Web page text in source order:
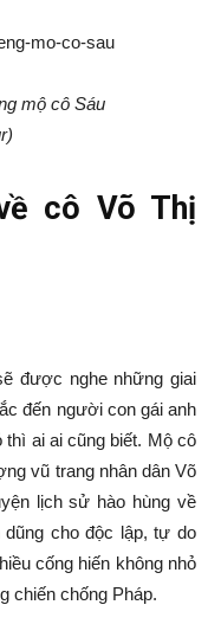
mộ cô Sáu
cô Võ Thị
được nghe những giai
đến người con gái anh
ai ai cũng biết. Mộ cô
vũ trang nhân dân Võ
lịch sử hào hùng về
cho độc lập, tự do
cống hiến không nhỏ
chiến chống Pháp.